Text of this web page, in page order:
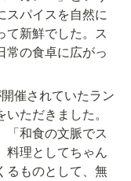
スパイスを自然に
て新鮮でした。ス
常の食卓に広がっ
催されていたラン
ただきました。
「和食の文脈でス
料理としてちゃん
るものとして、無